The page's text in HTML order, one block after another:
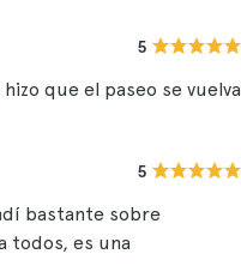
5
que el paseo se vuelva
5
bastante sobre
todos, es una